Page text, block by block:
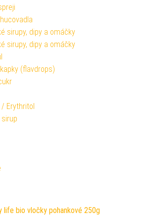
sirupy, dipy a omáčky
sirupy, dipy a omáčky
(flavdrops)
Erythritol
life bio vločky pohankové 250g